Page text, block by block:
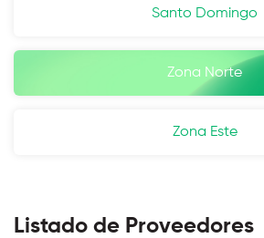
Santo Domingo
Zona Norte
Zona Este
Listado de Proveedores